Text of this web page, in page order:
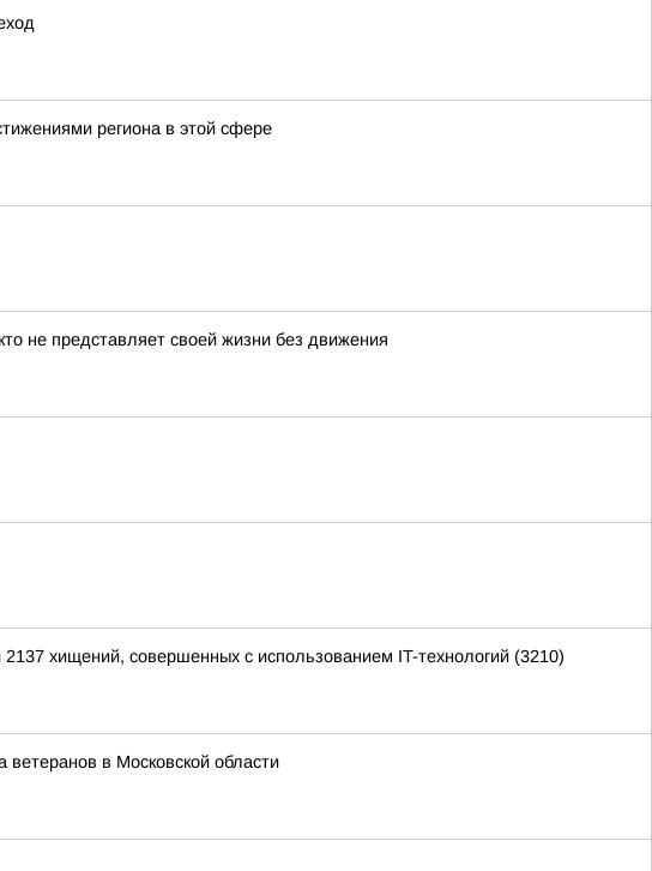
региона в этой сфере
не представляет своей жизни без движения
хищений, совершенных с использованием IT-технологий (3210)
в Московской области